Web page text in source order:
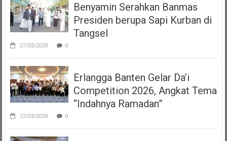
Benyamin Serahkan Banmas
Presiden berupa Sapi Kurban di
Tangsel
27/05/2026 0
Erlangga Banten Gelar Da’i
Competition 2026, Angkat Tema
“Indahnya Ramadan”
12/03/2026 0